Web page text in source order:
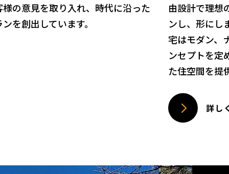
様の意見を取り入れ、時代に沿った
を創出しています。
由設計で理想
ンし、形にし
宅はモダン、
ンセプトを定
た住空間を提
詳し